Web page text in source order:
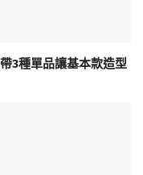
3種單品讓基本款造型